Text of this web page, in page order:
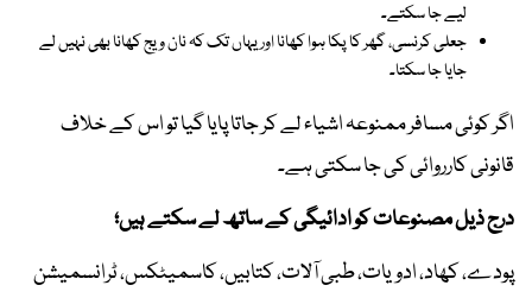
لیے جا سکتے۔
جعلی کرنسی، گھر کا پکا ہوا کھانا اور یہاں تک کہ نان ویج کھانا بھی نہیں لے
جایا جا سکتا۔
اگر کوئی مسافر ممنوعہ اشیاء لے کر جاتا پایا گیا تو اس کے خلاف
قانونی کارروائی کی جا سکتی ہے۔
درج ذیل مصنوعات کو ادائیگی کے ساتھ لے سکتے ہیں؛
پودے، کھاد، ادویات، طبی آلات، کتابیں، کاسمیٹکس، ٹرانسمیشن